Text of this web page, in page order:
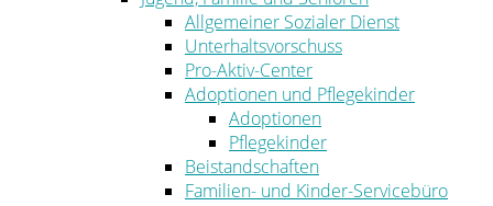
Allgemeiner Sozialer Dienst
Unterhaltsvorschuss
Pro-Aktiv-Center
Adoptionen und Pflegekinder
Adoptionen
Pflegekinder
Beistandschaften
Familien- und Kinder-Servicebüro